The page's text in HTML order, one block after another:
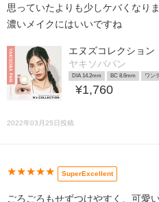
思っていたよりも少しケバくなりま
濃いメイクにはいいですね
エヌズコレクション
ヤキソバパン
DIA 14.2mm BC 8.6mm ワン
¥1,760
2022年03月25日投稿
★★★★★ SuperExcellent
ごろごろもせずつけやすく、可愛